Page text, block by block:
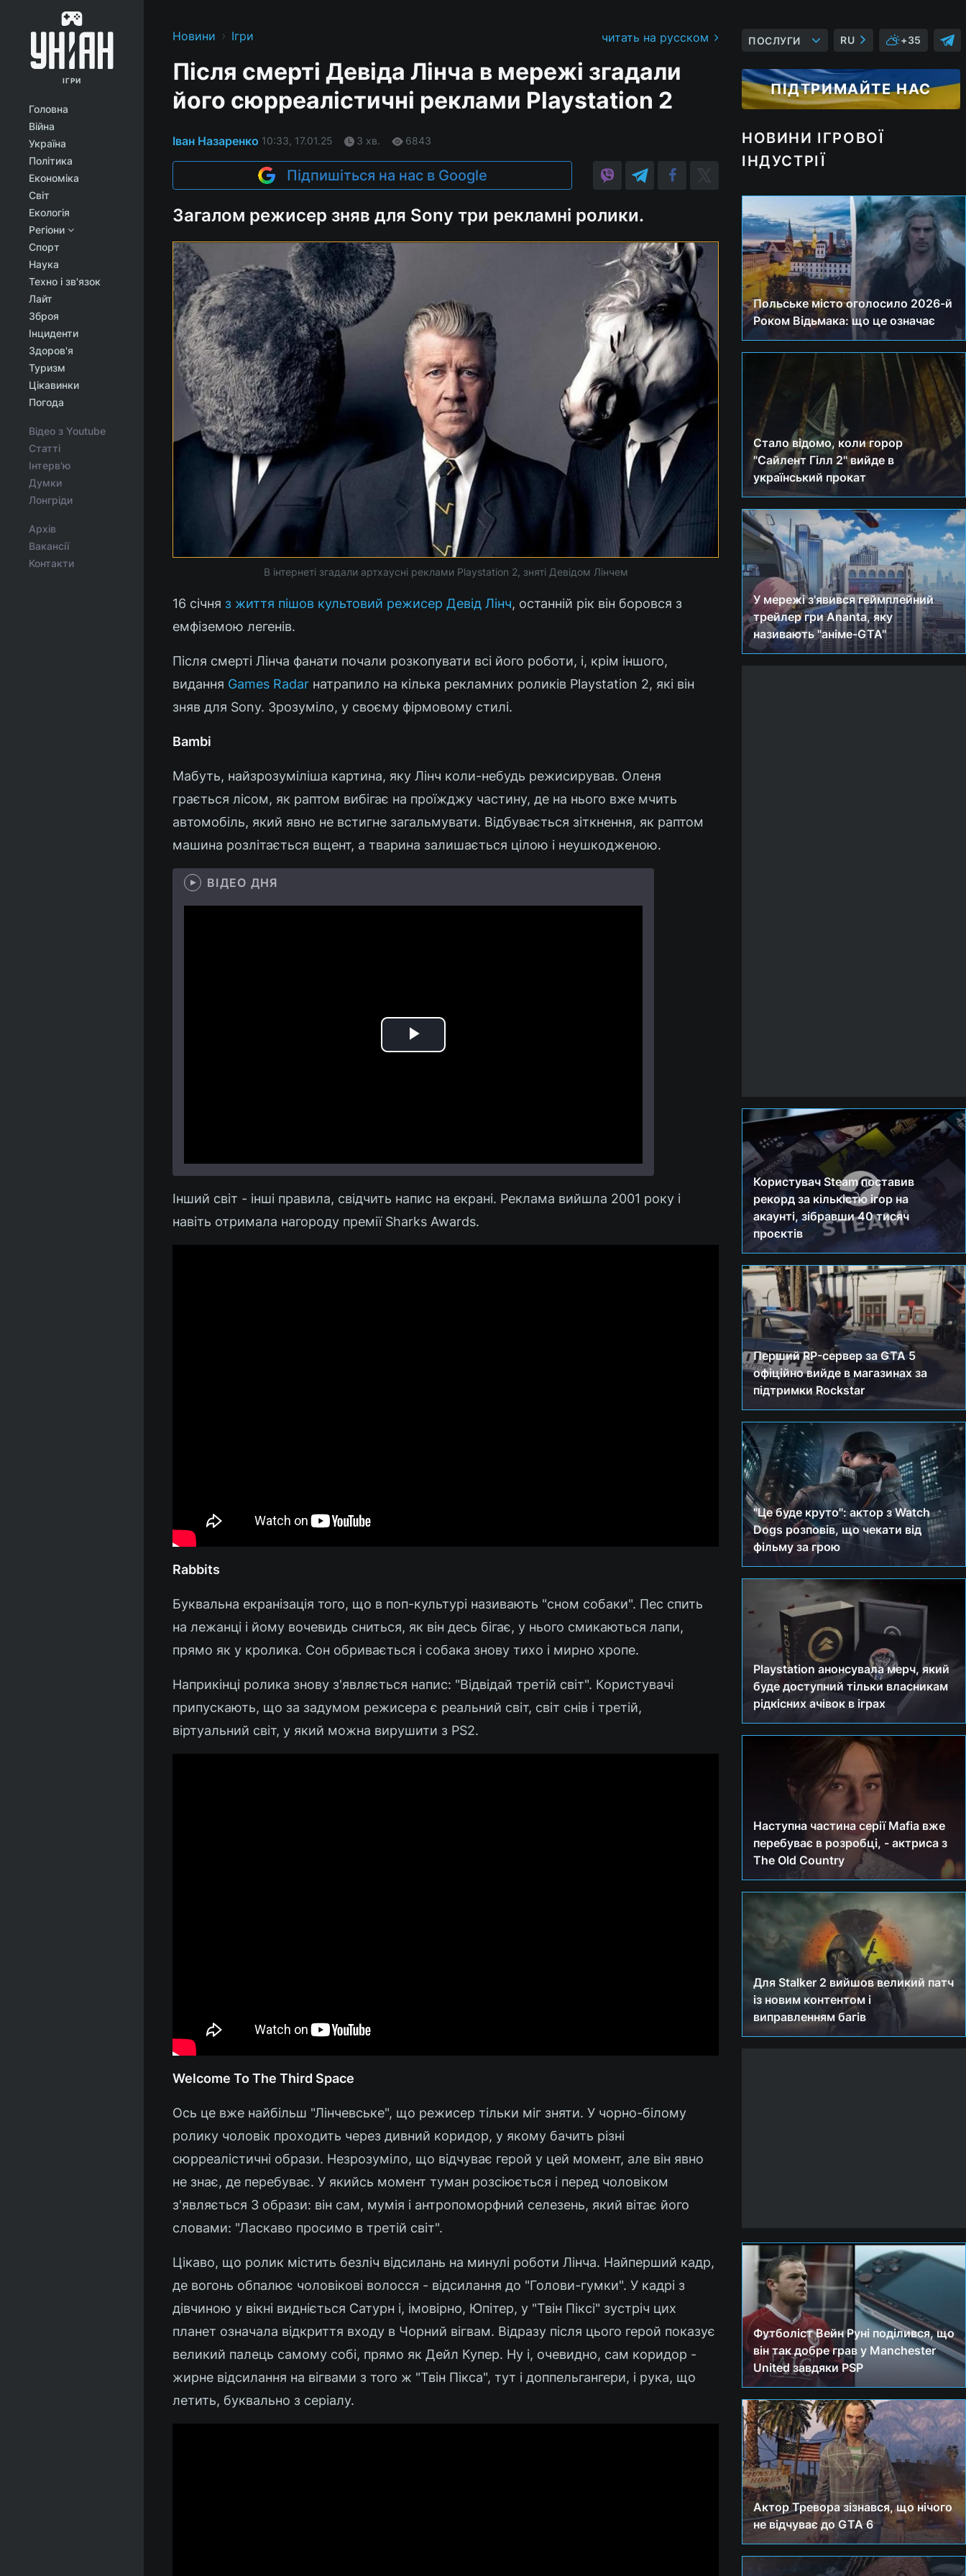
ІГРИ
Головна
Війна
Україна
Політика
Економіка
Світ
Екологія
Регіони
Спорт
Наука
Техно і зв'язок
Лайт
Зброя
Інциденти
Здоров'я
Туризм
Цікавинки
Погода
Відео з Youtube
Статті
Інтерв'ю
Думки
Лонгріди
Архів
Вакансії
Контакти
Новини › Ігри читать на русском
Після смерті Девіда Лінча в мережі згадали
його сюрреалістичні реклами Playstation 2
Іван Назаренко 10:33, 17.01.25 3 хв. 6843
Підпишіться на нас в Google
Загалом режисер зняв для Sony три рекламні ролики.
В інтернеті згадали артхаусні реклами Playstation 2, зняті Девідом Лінчем
16 січня з життя пішов культовий режисер Девід Лінч, останній рік він боровся з
емфіземою легенів.
Після смерті Лінча фанати почали розкопувати всі його роботи, і, крім іншого,
видання Games Radar натрапило на кілька рекламних роликів Playstation 2, які він
зняв для Sony. Зрозуміло, у своєму фірмовому стилі.
Bambi
Мабуть, найзрозуміліша картина, яку Лінч коли-небудь режисирував. Оленя
грається лісом, як раптом вибігає на проїжджу частину, де на нього вже мчить
автомобіль, який явно не встигне загальмувати. Відбувається зіткнення, як раптом
машина розлітається вщент, а тварина залишається цілою і неушкодженою.
ВІДЕО ДНЯ
Play
Інший світ - інші правила, свідчить напис на екрані. Реклама вийшла 2001 року і
навіть отримала нагороду премії Sharks Awards.
Rabbits
Буквальна екранізація того, що в поп-культурі називають "сном собаки". Пес спить
на лежанці і йому вочевидь сниться, як він десь бігає, у нього смикаються лапи,
прямо як у кролика. Сон обривається і собака знову тихо і мирно хропе.
Наприкінці ролика знову з'являється напис: "Відвідай третій світ". Користувачі
припускають, що за задумом режисера є реальний світ, світ снів і третій,
віртуальний світ, у який можна вирушити з PS2.
Welcome To The Third Space
Ось це вже найбільш "Лінчевське", що режисер тільки міг зняти. У чорно-білому
ролику чоловік проходить через дивний коридор, у якому бачить різні
сюрреалістичні образи. Незрозуміло, що відчуває герой у цей момент, але він явно
не знає, де перебуває. У якийсь момент туман розсіюється і перед чоловіком
з'являється 3 образи: він сам, мумія і антропоморфний селезень, який вітає його
словами: "Ласкаво просимо в третій світ".
Цікаво, що ролик містить безліч відсилань на минулі роботи Лінча. Найперший кадр,
де вогонь обпалює чоловікові волосся - відсилання до "Голови-гумки". У кадрі з
дівчиною у вікні видніється Сатурн і, імовірно, Юпітер, у "Твін Піксі" зустріч цих
планет означала відкриття входу в Чорний вігвам. Відразу після цього герой показує
великий палець самому собі, прямо як Дейл Купер. Ну і, очевидно, сам коридор -
жирне відсилання на вігвами з того ж "Твін Пікса", тут і доппельгангери, і рука, що
летить, буквально з серіалу.
ПОСЛУГИ RU +35
ПІДТРИМАЙТЕ НАС
НОВИНИ ІГРОВОЇ
ІНДУСТРІЇ
Польське місто оголосило 2026-й
Роком Відьмака: що це означає
Стало відомо, коли горор
"Сайлент Гілл 2" вийде в
український прокат
У мережі з'явився геймплейний
трейлер гри Ananta, яку
називають "аніме-GTA"
Користувач Steam поставив
рекорд за кількістю ігор на
акаунті, зібравши 40 тисяч
проєктів
Перший RP-сервер за GTA 5
офіційно вийде в магазинах за
підтримки Rockstar
"Це буде круто": актор з Watch
Dogs розповів, що чекати від
фільму за грою
Playstation анонсувала мерч, який
буде доступний тільки власникам
рідкісних ачівок в іграх
Наступна частина серії Mafia вже
перебуває в розробці, - актриса з
The Old Country
Для Stalker 2 вийшов великий патч
із новим контентом і
виправленням багів
Футболіст Вейн Руні поділився, що
він так добре грав у Manchester
United завдяки PSP
Актор Тревора зізнався, що нічого
не відчуває до GTA 6